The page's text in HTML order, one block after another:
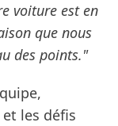
voiture est en
que nous
des points."
les défis